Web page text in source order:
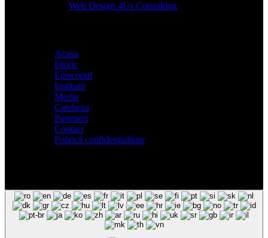
Designed byWeb Design 4Us Consulting
Acasa
Istoric
Episcopul
Institutii
Media
Cateheza
Parteneri
Contact
Politică confidențialitate